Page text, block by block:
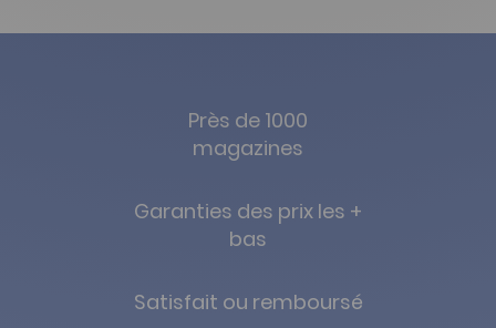
Près de 1000
magazines
Garanties des prix les +
bas
Satisfait ou remboursé